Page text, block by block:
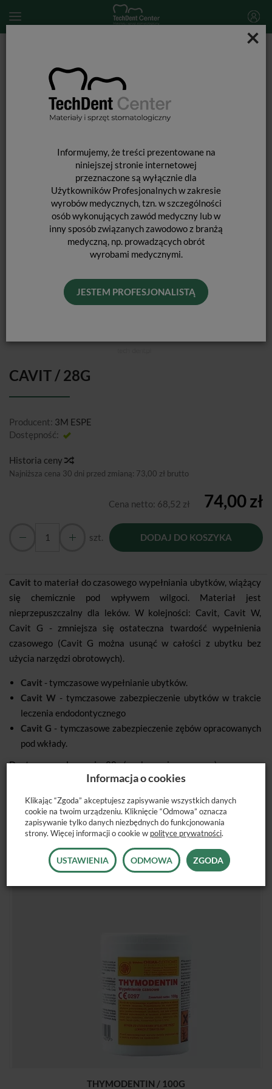
×
Informujemy, że treści prezentowane na
niniejszej stronie internetowej
przeznaczone są wyłącznie dla
Użytkowników Profesjonalnych w zakresie
wyrobów medycznych, tzn. w szczególności
osób wykonujących zawód medyczny lub w
inny sposób związanych zawodowo z branżą
medyczną, np. prowadzących obrót
wyrobami medycznymi.
JESTEM PROFESJONALISTĄ
WYPEŁNIENIA TYMCZASOWE
CAVIT / 28G
Producent: 3M ESPE
Dostępność:
Historia ceny
Najniższa cena 30 dni przed zmianą: 73,00 zł brutto
Cena netto: 68,52 zł 74,00 zł
szt. DODAJ DO KOSZYKA
Cavit to materiał do czasowego wypełniania ubytków, wiążący
się chemicznie pod wpływem wilgoci. Materiał jest
nieprzepuszczalny dla leków. W kolejności: Cavit, Cavit W,
Cavit G - zmniejsza się ostateczna twardość wypełnienia
czasowego (Cavit G można usunąć w całości z ubytku bez
użycia narzędzi obrotowych).
Cavit - tymczasowe wypełnianie ubytków.
Cavit W - tymczasowe zabezpieczenie ubytków w trakcie
leczenia endodontycznego
Cavit G - tymczasowe zabezpieczenie zębów opracowanych
pod wkłady.
Dostępne opakowanie:28g (opakowanie czerwone).
POLECANE PRODUKTY
THYMODENTIN / 100G
Informacja o cookies
Klikając “Zgoda” akceptujesz zapisywanie wszystkich danych
cookie na twoim urządzeniu. Kliknięcie “Odmowa” oznacza
zapisywanie tylko danych niezbędnych do funkcjonowania
strony. Więcej informacji o cookie w polityce prywatności.
USTAWIENIA ODMOWA ZGODA